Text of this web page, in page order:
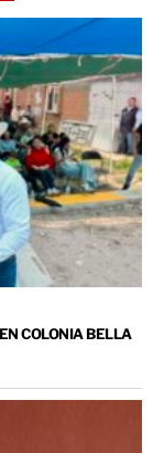
COLONIA BELLA